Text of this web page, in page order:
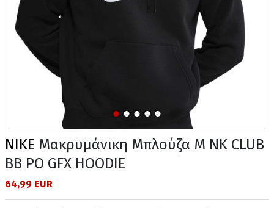
NIKE Μακρυμάνικη Μπλούζα M NK CLUB
BB PO GFX HOODIE
64,99 EUR